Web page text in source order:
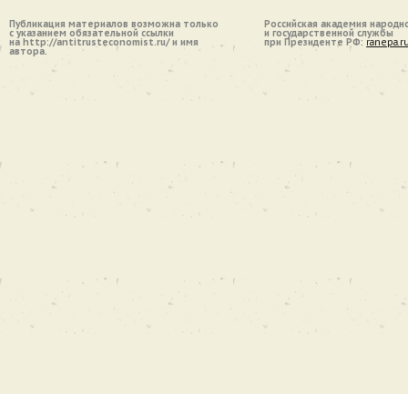
Публикация материалов возможна только
с указанием обязательной ссылки
на http://antitrusteconomist.ru/ и имя
автора.
Российская академия
и государственной службы
при Президенте РФ: